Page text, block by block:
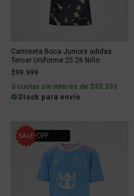
Camiseta Boca Juniors adidas
Tercer Uniforme 25 26 Niño
$99.999
3 cuotas sin interés de $33.333
Stock para envío
40% OFF